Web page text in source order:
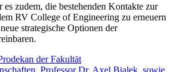
zudem, die bestehenden Kontakte zur
RV College of Engineering zu erneuern
strategische Optionen der